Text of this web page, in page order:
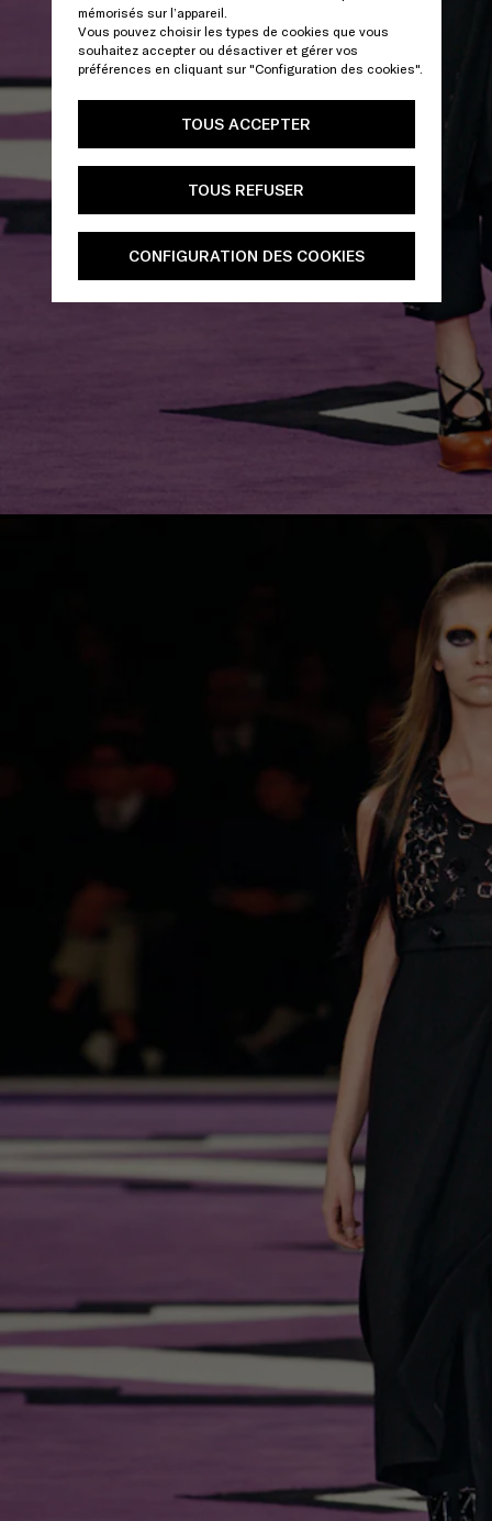
mémorisés sur l’appareil.
Vous pouvez choisir les types de cookies que vous
souhaitez accepter ou désactiver et gérer vos
préférences en cliquant sur "Configuration des cookies".
TOUS ACCEPTER
TOUS REFUSER
CONFIGURATION DES COOKIES